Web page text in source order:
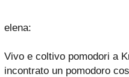
elena:
Vivo e coltivo pomodori a
incontrato un pomodoro